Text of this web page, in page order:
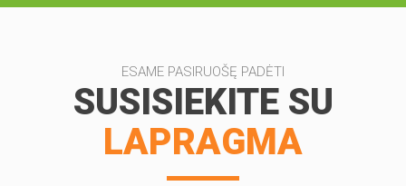
ESAME PASIRUOŠĘ PADĖTI
SUSISIEKITE SU
LAPRAGMA